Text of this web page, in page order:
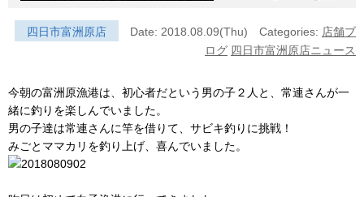
四日市富洲原店 Date: 2018.08.09(Thu) Categories: 店舗ブ
ログ 四日市富洲原店ニュース
今朝の富洲原漁港は、初心者だという男の子２人と、常連さんが一
緒に釣りを楽しんでいました。
男の子達は常連さんに竿を借りて、サビキ釣りに挑戦！
みごとママカリを釣り上げ、喜んでいました。